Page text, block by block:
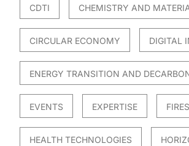
CDTI CHEMISTRY AND
CIRCULAR ECONOMY DIGITAL
ENERGY TRANSITION AND
EVENTS EXPERTISE FIRES
HEALTH TECHNOLOGIES